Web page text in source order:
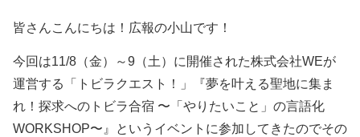
皆さんこんにちは！広報の小山です！
今回は11/8（金）～9（土）に開催された株式会社WEが
運営する「トビラクエスト！」『夢を叶える聖地に集ま
れ！探求へのトビラ合宿 〜「やりたいこと」の言語化
WORKSHOP〜』というイベントに参加してきたのでその